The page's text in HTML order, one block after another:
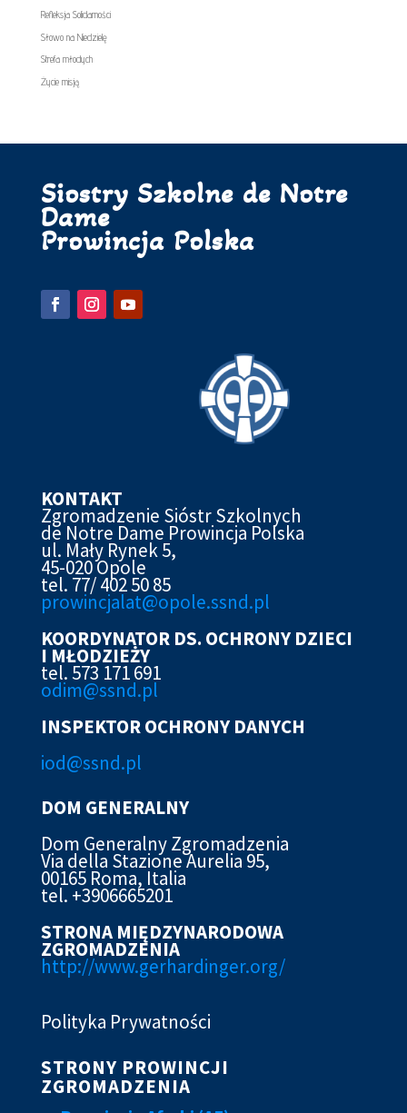
Refleksja Solidarności
Słowo na Niedzielę
Strefa młodych
Życie misją
Siostry Szkolne de Notre
Dame
Prowincja Polska
KONTAKT
Zgromadzenie Sióstr Szkolnych
de Notre Dame Prowincja Polska
ul. Mały Rynek 5,
45-020 Opole
tel. 77/ 402 50 85
prowincjalat@opole.ssnd.pl
KOORDYNATOR DS. OCHRONY DZIECI
I MŁODZIEŻY
tel. 573 171 691
odim@ssnd.pl
INSPEKTOR OCHRONY DANYCH
iod@ssnd.pl
DOM GENERALNY
Dom Generalny Zgromadzenia
Via della Stazione Aurelia 95,
00165 Roma, Italia
tel. +3906665201
STRONA MIĘDZYNARODOWA
ZGROMADZENIA
http://www.gerhardinger.org/
Polityka Prywatności
STRONY PROWINCJI
ZGROMADZENIA